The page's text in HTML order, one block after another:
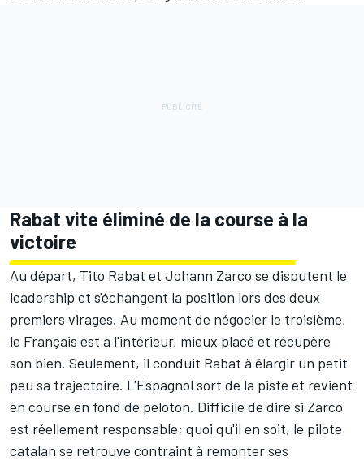
Rabat vite éliminé de la course à la
victoire
Au départ, Tito Rabat et Johann Zarco se disputent le
leadership et s'échangent la position lors des deux
premiers virages. Au moment de négocier le troisième,
le Français est à l'intérieur, mieux placé et récupère
son bien. Seulement, il conduit Rabat à élargir un petit
peu sa trajectoire. L'Espagnol sort de la piste et revient
en course en fond de peloton. Difficile de dire si Zarco
est réellement responsable; quoi qu'il en soit, le pilote
catalan se retrouve contraint à remonter ses